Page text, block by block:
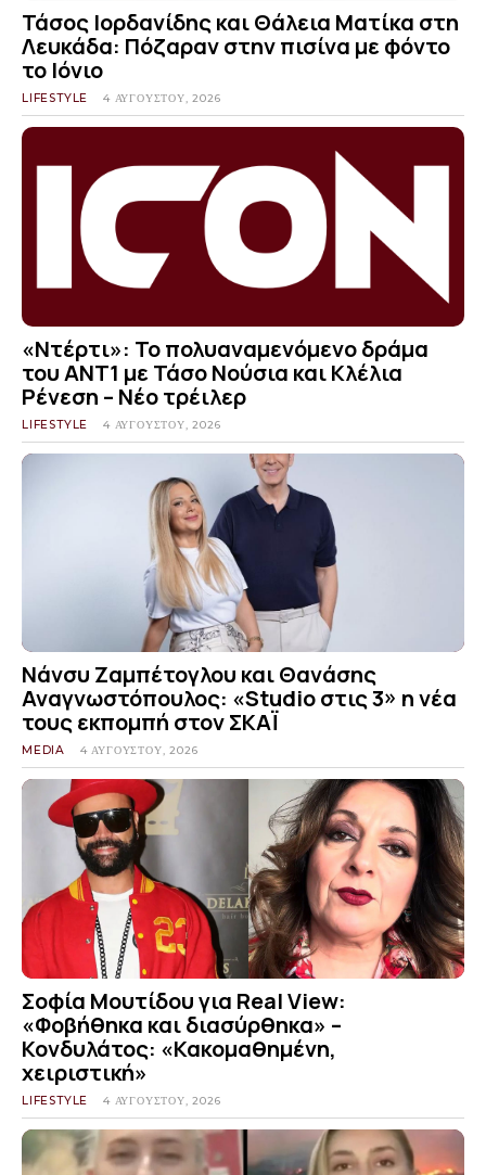
Τάσος Ιορδανίδης και Θάλεια Ματίκα στη
Λευκάδα: Πόζαραν στην πισίνα με φόντο
το Ιόνιο
LIFESTYLE 4 ΑΥΓΟΎΣΤΟΥ, 2026
«Ντέρτι»: Το πολυαναμενόμενο δράμα
του ΑΝΤ1 με Τάσο Νούσια και Κλέλια
Ρένεση – Νέο τρέιλερ
LIFESTYLE 4 ΑΥΓΟΎΣΤΟΥ, 2026
Νάνσυ Ζαμπέτογλου και Θανάσης
Αναγνωστόπουλος: «Studio στις 3» η νέα
τους εκπομπή στον ΣΚΑΪ
MEDIA 4 ΑΥΓΟΎΣΤΟΥ, 2026
Σοφία Μουτίδου για Real View:
«Φοβήθηκα και διασύρθηκα» –
Κονδυλάτος: «Κακομαθημένη,
χειριστική»
LIFESTYLE 4 ΑΥΓΟΎΣΤΟΥ, 2026